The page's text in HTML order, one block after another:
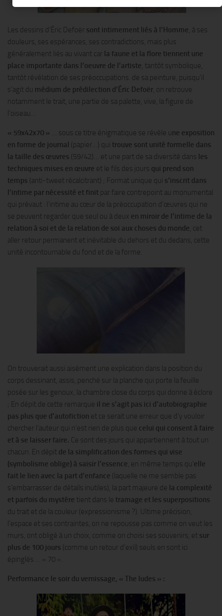
Les dessins d’Éric Defoër sont intimement liés à l’Homme, à ses
douleurs, ses espérances, ses contradictions, mais plus
généralement liés au vivant car la faune et la flore tiennent une
place importante dans l’oeuvre de l’artiste, tantôt symbolique,
tantôt révélation de ses préoccupations. de sa peinture, puisqu’il
s’agit du médium de prédilection d’Éric Defoër, on retrouve
notamment le trait, une partie de sa palette, vive, la figure de
l’oiseau…
« 59x42x70 » … sous ce titre énigmatique se révèle u ne exposition
en forme de journal (papier…) qui trouve sont unité formelle dans
la taille des œuvres (59/42)… et une part de sa diversité dans les
techniques mises en œuvre et le fils des jours qui prend son
temps (anti-tweet récalcitrant) ; Format unique qui s’inscrit dans
l’intime par nécessité et finit par faire contrepoint au monumental
qui prévaut : l’intime au cœur de la préoccupation d’œuvres qui ne
se peuvent regarder que seul ou à deux en miroir de l’intime de la
relation à soi et de la relation de soi aux choses du monde, cet
aller retour permanent et inévitable du dehors et du dedans, cette
unité incontournable du fond et de la forme.
On trouverait aussi aisément une explication dans la position du
corps dessinant, assis, penché sur la planche qui porte la feuille
posée sur les genoux, la chambre close du corps qui donne à éclore
; En dépit de cette remarque il ne s’agit pas ici d’autobiographie
pas plus que d’autofiction et ce serait une erreur que d’y vouloir
chercher l’auteur qui n’est rien de plus que celui qui consent à faire
et à se laisser faire. Ce sont des jours qui appartiennent à tout un
chacun. En dépit de la simplification des formes qui vise
(symbolisme oblige) à saisir l’essence, en même temps qu’elle
fait le lien avec la part d’enfance (laquelle ne me semble pas
s’embarrasser de détails inutiles), la part majeure de la complexité
et parfois du mystère tient dans le tramage et les superpositions
du trait et de la couleur (expressionisme ?). Ultime précision,
l’espace et ses contraintes, on ne repousse pas comme on veut les
murs, ont obligé à un choix, comme on choisi ses souvenirs, et sur
plus de 100 jours (comme un retour d’exil) seuls en sont ici
épinglés … « 70 ».
Performance le soir du vernissage, « The ludes » :